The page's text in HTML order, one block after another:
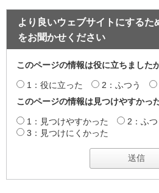
より良いウェブサイトにするた
をお聞かせください
このページの情報は役に立ちました
1：役に立った 2：ふつう
このページの情報は見つけやすかっ
1：見つけやすかった
2：ふつ
3：見つけにくかった